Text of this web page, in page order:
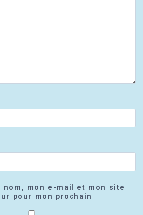
nom, mon e-mail et mon site
pour mon prochain